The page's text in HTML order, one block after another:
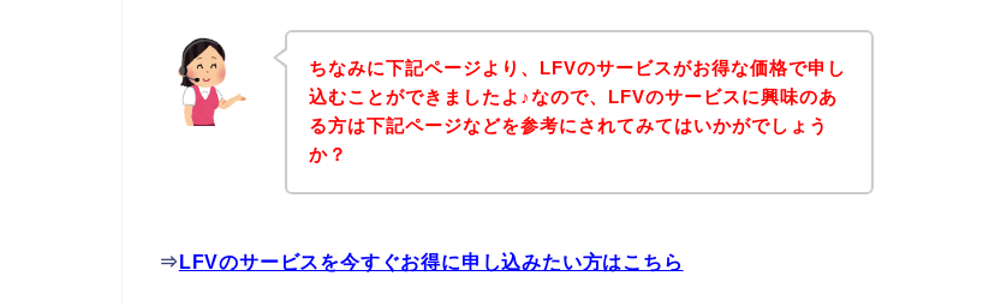
ちなみに下記ページより、LFVのサービスがお得な価格で申し
込むことができましたよ♪なので、LFVのサービスに興味のあ
る方は下記ページなどを参考にされてみてはいかがでしょう
か？
⇒ LFVのサービスを今すぐお得に申し込みたい方はこちら